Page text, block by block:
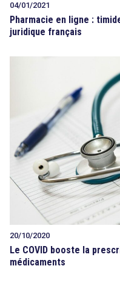
04/01/2021
Pharmacie en ligne :
juridique français
20/10/2020
Le COVID booste la
médicaments